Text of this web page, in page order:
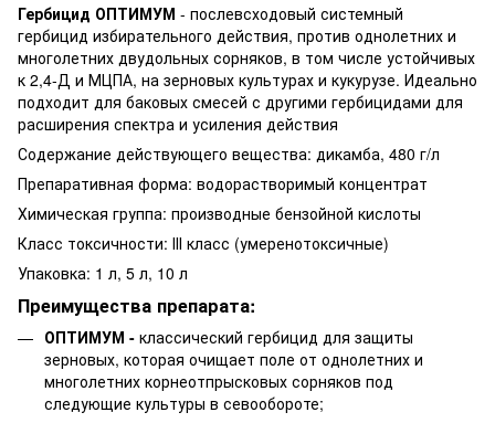
Гербицид ОПТИМУМ - послевсходовый системный
гербицид избирательного действия, против однолетних и
многолетних двудольных сорняков, в том числе устойчивых
к 2,4-Д и МЦПА, на зерновых культурах и кукурузе. Идеально
подходит для баковых смесей с другими гербицидами для
расширения спектра и усиления действия
Содержание действующего вещества: дикамба, 480 г/л
Препаративная форма: водорастворимый концентрат
Химическая группа: производные бензойной кислоты
Класс токсичности: ІІІ класс (умеренотоксичные)
Упаковка: 1 л, 5 л, 10 л
Преимущества препарата:
ОПТИМУМ - классический гербицид для защиты
зерновых, которая очищает поле от однолетних и
многолетних корнеотпрысковых сорняков под
следующие культуры в севообороте;